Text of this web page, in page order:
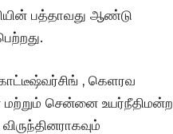
பத்தாவது ஆண்டு
கோட்டீஷ்வர்சிங் , கெளரவ
மற்றும் சென்னை உயர்நீதிமன்ற